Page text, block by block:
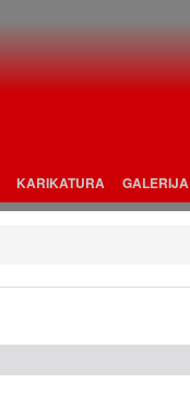
KARIKATURA GALERIJA